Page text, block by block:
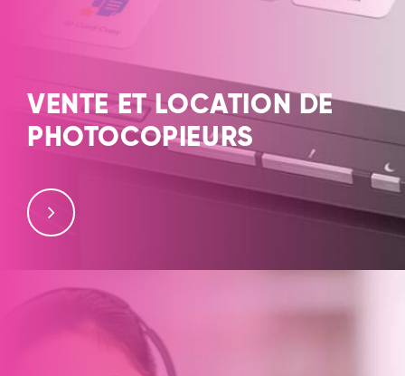
VENTE ET LOCATION DE
PHOTOCOPIEURS
Lyonnaise, ACHATCOPIEUR.COM intervient aux
alentours de Lyon et sur toute pour proposer aux
nos solutions pour répondre à vos besoins
professionnels. Nos produits d’impression : Des
performances fiables pour votre entreprise Vous êtes à
la recherche d’un nouveau matériel de bureau tout en
souhaitant un accompagnement expert